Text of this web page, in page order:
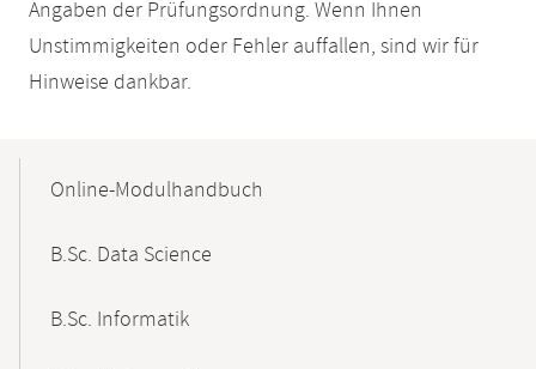
Angaben der Prüfungsordnung. Wenn Ihnen
Unstimmigkeiten oder Fehler auffallen, sind wir für
Hinweise dankbar.
NavigationOnline-Modulhandbuch
B.Sc. Data Science
B.Sc. Informatik